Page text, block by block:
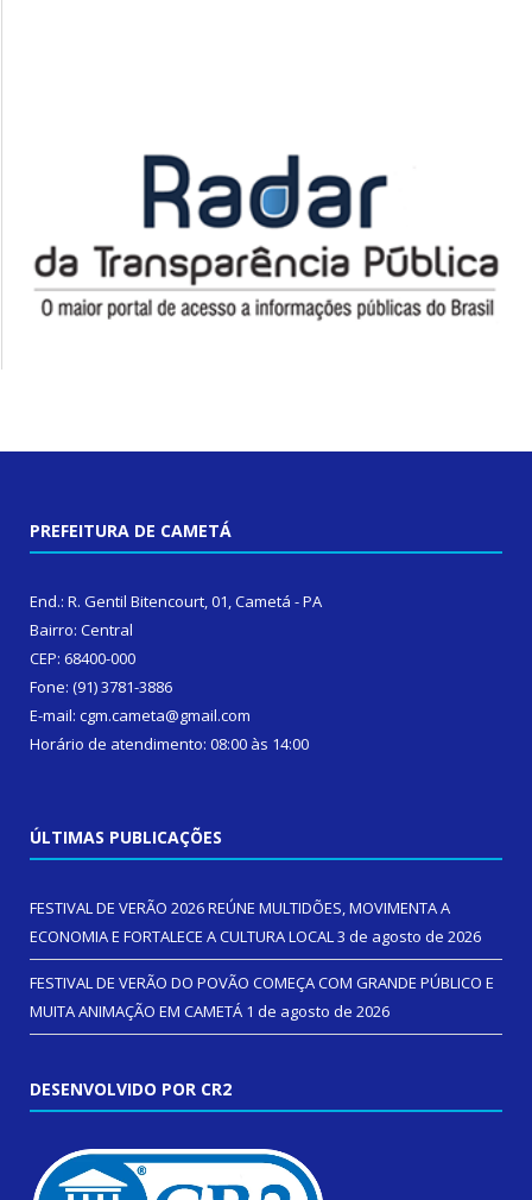
PREFEITURA DE CAMETÁ
End.: R. Gentil Bitencourt, 01, Cametá - PA
Bairro: Central
CEP: 68400-000
Fone: (91) 3781-3886
E-mail: cgm.cameta@gmail.com
Horário de atendimento: 08:00 às 14:00
ÚLTIMAS PUBLICAÇÕES
FESTIVAL DE VERÃO 2026 REÚNE MULTIDÕES, MOVIMENTA A
ECONOMIA E FORTALECE A CULTURA LOCAL3 de agosto de 2026
FESTIVAL DE VERÃO DO POVÃO COMEÇA COM GRANDE PÚBLICO E
MUITA ANIMAÇÃO EM CAMETÁ 1 de agosto de 2026
DESENVOLVIDO POR CR2